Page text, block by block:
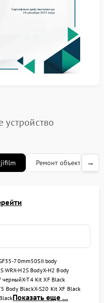
с опытом
работы
качества на каждом
диагностики,
перечень
этап — проверка
находится по адресу:
к нам для
ремонта,
отношение к
Ремонт объективов
→
70mm50SII body
WRX-H2S BodyX-H2 Body
черныйX-T4 Kit XF Black
Body BlackX-S20 Kit XF Black
Показать еще ...